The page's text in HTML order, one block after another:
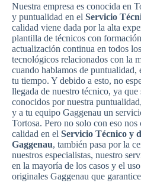
Nuestra empresa es conocida en
y puntualidad en el Servicio
calidad viene dada por la alta
plantilla de técnicos con
actualización continua en todos
tecnológicos relacionados con la
cuando hablamos de puntualidad,
tu tiempo. Y debido a esto, no
llegada de nuestro técnico, ya que
conocidos por nuestra
y a tu equipo Gaggenau un
Tortosa. Pero no solo con eso nos
calidad en el Servicio Técnico y
Gaggenau, también pasa por la
nuestros especialistas, nuestro
en la mayoría de los casos y el
originales Gaggenau que